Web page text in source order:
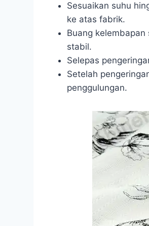
Sesuaikan suhu
ke atas fabrik.
Buang
stabil.
Selepas
Setelah
penggulungan.